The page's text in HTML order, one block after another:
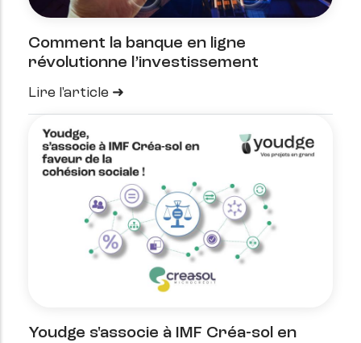
Comment la banque en ligne
révolutionne l’investissement
Lire l'article
Youdge s'associe à IMF Créa-sol en